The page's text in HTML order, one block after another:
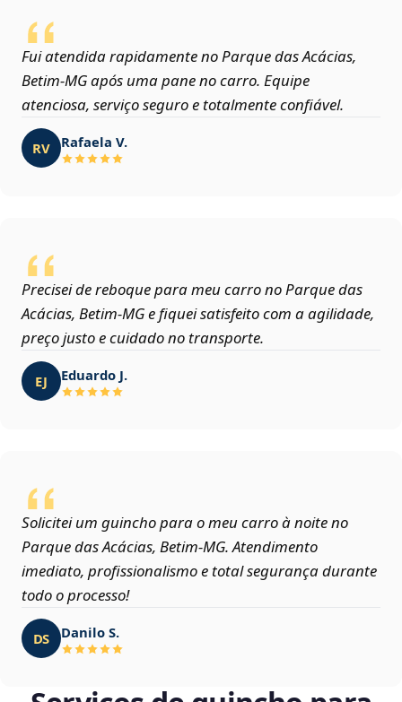
Fui atendida rapidamente no Parque das Acácias,
Betim‑MG após uma pane no carro. Equipe
atenciosa, serviço seguro e totalmente confiável.
RV Rafaela V.
Precisei de reboque para meu carro no Parque das
Acácias, Betim‑MG e fiquei satisfeito com a agilidade,
preço justo e cuidado no transporte.
EJ Eduardo J.
Solicitei um guincho para o meu carro à noite no
Parque das Acácias, Betim‑MG. Atendimento
imediato, profissionalismo e total segurança durante
todo o processo!
DS Danilo S.